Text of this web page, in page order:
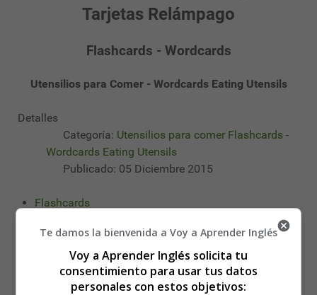
Tarjetas Relámpago
Flashcards - Wordcards
Utensilios para Comer - Wordcards Eating Utensils
Detalles
Categoría: Utensilios para comer Flashcards -
Wordcards Eating Utensils
Publicado: 05 Diciembre 2015
Flashcards
Tarjetas Relampago
Leer más: 01 Utensilios para Comer - Wordcards Eating
Te damos la bienvenida a Voy a Aprender Inglés
Voy a Aprender Inglés solicita tu
consentimiento para usar tus datos
personales con estos objetivos: